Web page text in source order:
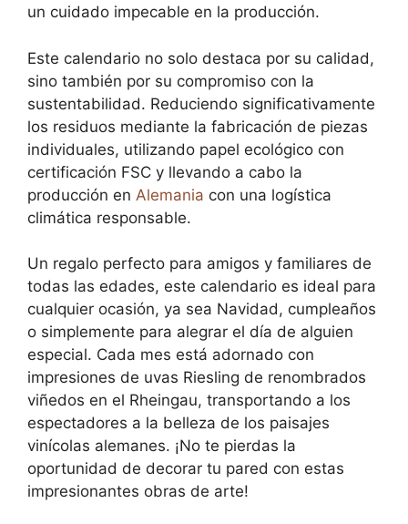
un cuidado impecable en la producción.
Este calendario no solo destaca por su calidad,
sino también por su compromiso con la
sustentabilidad. Reduciendo significativamente
los residuos mediante la fabricación de piezas
individuales, utilizando papel ecológico con
certificación FSC y llevando a cabo la
producción en Alemania con una logística
climática responsable.
Un regalo perfecto para amigos y familiares de
todas las edades, este calendario es ideal para
cualquier ocasión, ya sea Navidad, cumpleaños
o simplemente para alegrar el día de alguien
especial. Cada mes está adornado con
impresiones de uvas Riesling de renombrados
viñedos en el Rheingau, transportando a los
espectadores a la belleza de los paisajes
vinícolas alemanes. ¡No te pierdas la
oportunidad de decorar tu pared con estas
impresionantes obras de arte!